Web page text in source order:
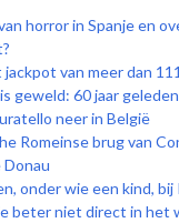
horror in Spanje en
van meer dan
geweld: 60 jaar
neer in België
Romeinse brug van
Donau
onder wie een kind,
beter niet direct in het